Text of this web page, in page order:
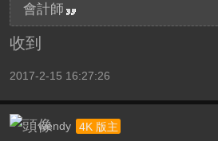
會計師
收到
2017-2-15 16:27:26
wendy 4K 版主